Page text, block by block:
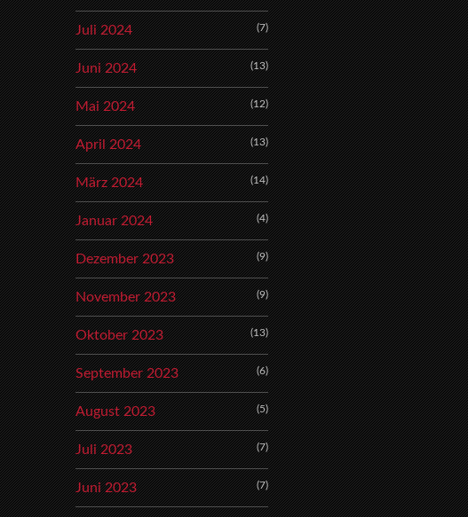
Juli 2024 (7)
Juni 2024 (13)
Mai 2024 (12)
April 2024 (13)
März 2024 (14)
Januar 2024 (4)
Dezember 2023 (9)
November 2023 (9)
Oktober 2023 (13)
September 2023 (6)
August 2023 (5)
Juli 2023 (7)
Juni 2023 (7)